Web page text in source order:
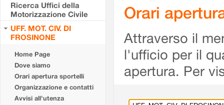
Ricerca Uffici della
Motorizzazione Civile
UFF. MOT. CIV. DI
FROSINONE
Home Page
Dove siamo
Orari apertura sportelli
Organizzazione e contatti
Avvisi all'utenza
Orari
Attraverso il
l'ufficio per il
apertura. Per